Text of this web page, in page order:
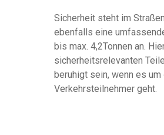
Sicherheit steht im
ebenfalls eine
bis max. 4,2Tonnen an.
sicherheitsrelevanten
beruhigt sein, wenn es
Verkehrsteilnehmer geht.